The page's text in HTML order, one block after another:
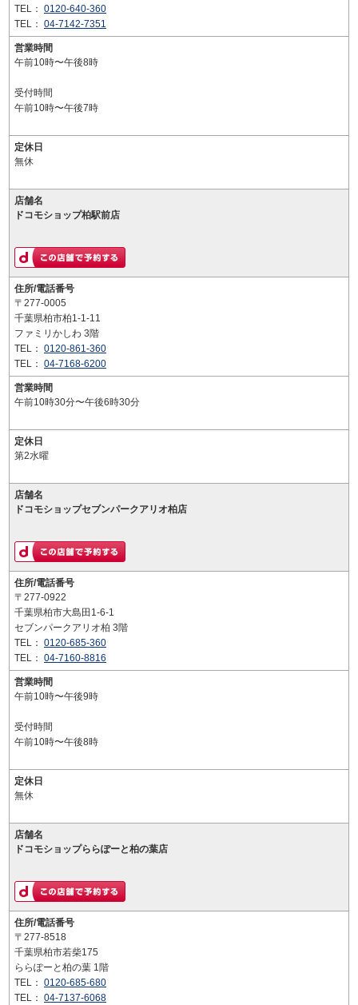
TEL： 0120-640-360
TEL： 04-7142-7351
営業時間
午前10時〜午後8時
受付時間
午前10時〜午後7時
定休日
無休
店舗名
ドコモショップ柏駅前店
住所/電話番号
〒277-0005
千葉県柏市柏1-1-11
ファミリかしわ 3階
TEL： 0120-861-360
TEL： 04-7168-6200
営業時間
午前10時30分〜午後6時30分
定休日
第2水曜
店舗名
ドコモショップセブンパークアリオ柏店
住所/電話番号
〒277-0922
千葉県柏市大島田1-6-1
セブンパークアリオ柏 3階
TEL： 0120-685-360
TEL： 04-7160-8816
営業時間
午前10時〜午後9時
受付時間
午前10時〜午後8時
定休日
無休
店舗名
ドコモショップららぽーと柏の葉店
住所/電話番号
〒277-8518
千葉県柏市若柴175
ららぽーと柏の葉 1階
TEL： 0120-685-680
TEL： 04-7137-6068